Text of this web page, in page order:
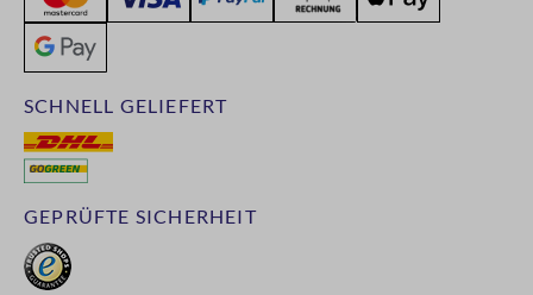
GEPRÜFTE SICHERHEIT
SCHNELL GELIEFERT